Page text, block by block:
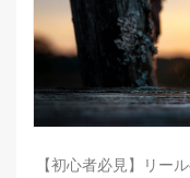
【初心者必見】リー